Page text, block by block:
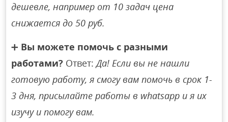
дешевле, например от 10 задач цена
снижается до 50 руб.
➕ Вы можете помочь с разными
работами? Ответ:Да! Если вы не нашли
готовую работу, я смогу вам помочь в срок 1-
3 дня, присылайте работы в whatsapp и я их
изучу и помогу вам.